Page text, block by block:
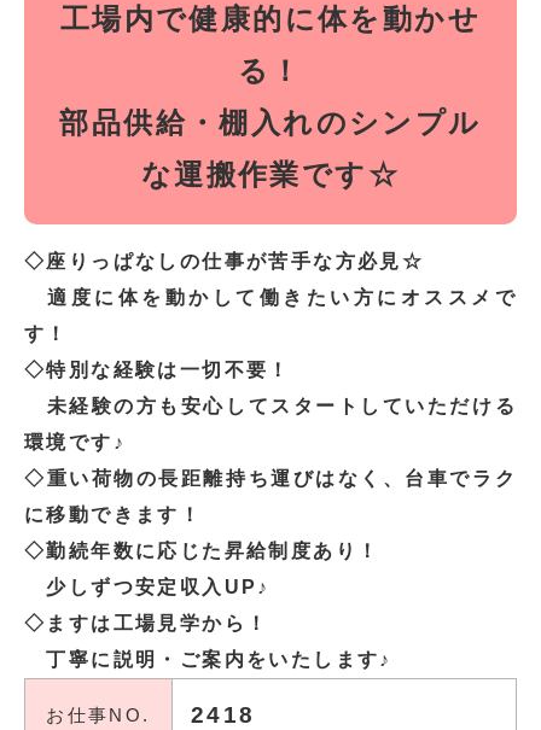
工場内で健康的に体を動かせ
る！
部品供給・棚入れのシンプル
な運搬作業です☆
◇座りっぱなしの仕事が苦手な方必見☆
適度に体を動かして働きたい方にオススメで
す！
◇特別な経験は一切不要！
未経験の方も安心してスタートしていただける
環境です♪
◇重い荷物の長距離持ち運びはなく、台車でラク
に移動できます！
◇勤続年数に応じた昇給制度あり！
少しずつ安定収入UP♪
◇ますは工場見学から！
丁寧に説明・ご案内をいたします♪
お仕事NO. 2418